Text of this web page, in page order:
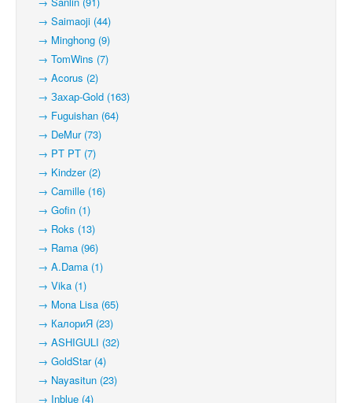
→ Saimaoji (44)
→ Minghong (9)
→ TomWins (7)
→ Acorus (2)
→ Захар-Gold (163)
→ Fuguishan (64)
→ DeMur (73)
→ PT PT (7)
→ Kindzer (2)
→ Camille (16)
→ Gofin (1)
→ Roks (13)
→ Rama (96)
→ A.Dama (1)
→ Vika (1)
→ Mona Lisa (65)
→ КалориЯ (23)
→ ASHIGULI (32)
→ GoldStar (4)
→ Nayasitun (23)
→ Inblue (4)